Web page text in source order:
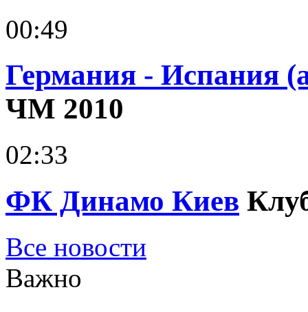
00:49
Германия - Испания
ЧМ 2010
02:33
ФК Динамо Киев
Все новости
Важно